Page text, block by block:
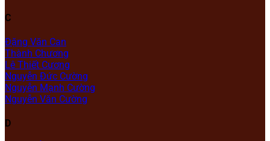
C
Đặng Văn Can
Thành Chương
Lê Thiết Cương
Nguyễn Đức Cường
Nguyễn Mạnh Cường
Nguyễn Văn Cường
D